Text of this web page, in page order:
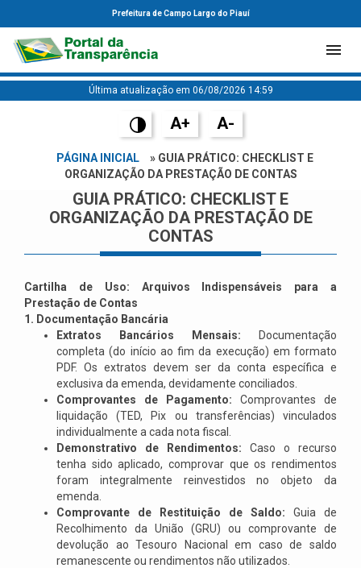
Prefeitura de Campo Largo do Piauí
Última atualização em 06/08/2026 14:59
A+ A-
PÁGINA INICIAL
» GUIA PRÁTICO: CHECKLIST E
ORGANIZAÇÃO DA PRESTAÇÃO DE CONTAS
GUIA PRÁTICO: CHECKLIST E
ORGANIZAÇÃO DA PRESTAÇÃO DE
CONTAS
Cartilha de Uso: Arquivos Indispensáveis para a
Prestação de Contas
1. Documentação Bancária
Extratos Bancários Mensais: Documentação
completa (do início ao fim da execução) em formato
PDF. Os extratos devem ser da conta específica e
exclusiva da emenda, devidamente conciliados.
Comprovantes de Pagamento: Comprovantes de
liquidação (TED, Pix ou transferências) vinculados
individualmente a cada nota fiscal.
Demonstrativo de Rendimentos: Caso o recurso
tenha sido aplicado, comprovar que os rendimentos
foram integralmente reinvestidos no objeto da
emenda.
Comprovante de Restituição de Saldo: Guia de
Recolhimento da União (GRU) ou comprovante de
devolução ao Tesouro Nacional em caso de saldo
remanescente ou rendimentos não utilizados.